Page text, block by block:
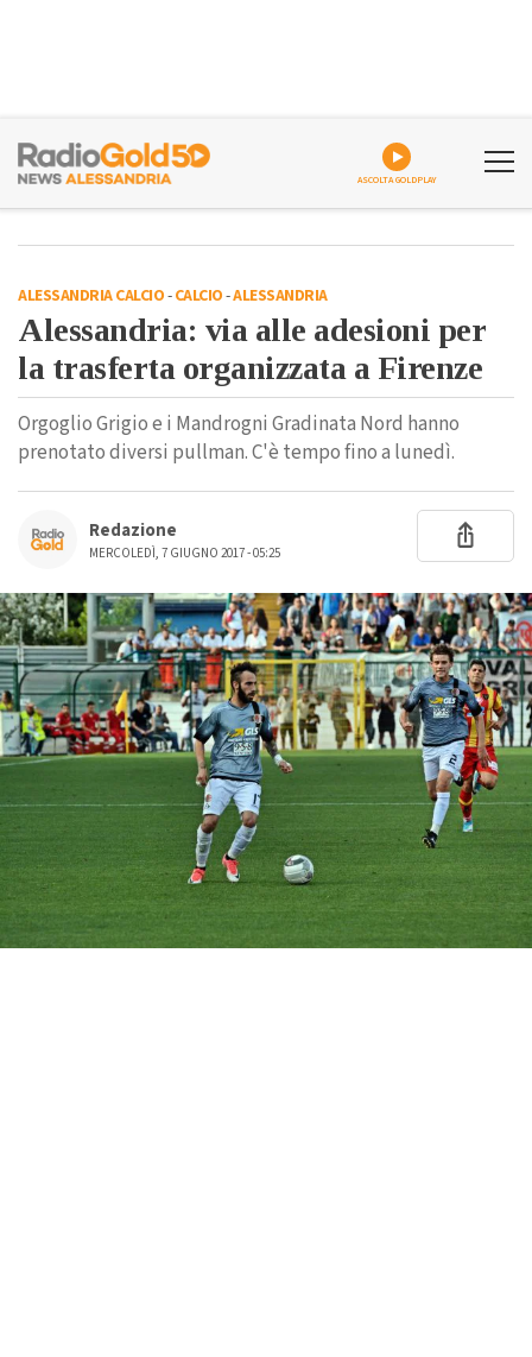
ASCOLTA GOLDPLAY
ALESSANDRIA CALCIO-CALCIO-ALESSANDRIA
Alessandria: via alle adesioni per
la trasferta organizzata a Firenze
Orgoglio Grigio e i Mandrogni Gradinata Nord hanno
prenotato diversi pullman. C'è tempo fino a lunedì.
Redazione
MERCOLEDÌ, 7 GIUGNO 2017 - 05:25